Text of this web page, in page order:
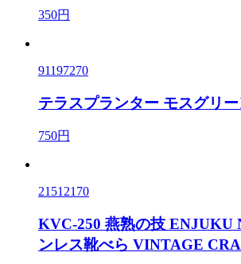
350円
91197270
テラスプランター モスグリー
750円
21512170
KVC-250 燕熟の技 ENJUKU
ンレス靴べら VINTAGE